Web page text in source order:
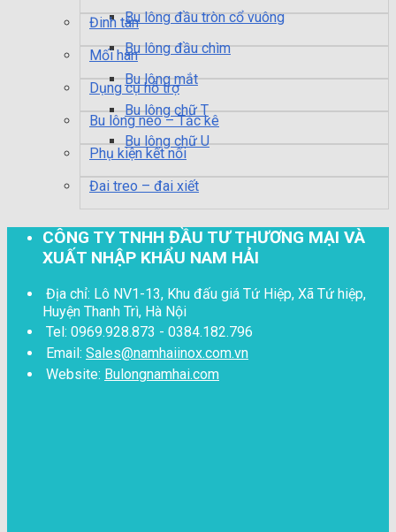
Bu lông đầu tròn cổ vuông
Bu lông đầu chìm
Bu lông mắt
Bu lông chữ T
Bu lông chữ U
Đinh tán
Mối hàn
Dụng cụ hỗ trợ
Bu lông neo – Tắc kê
Phụ kiện kết nối
Đai treo – đai xiết
CÔNG TY TNHH ĐẦU TƯ THƯƠNG MẠI VÀ
XUẤT NHẬP KHẨU NAM HẢI
Địa chỉ: Lô NV1-13, Khu đấu giá Tứ Hiệp, Xã Tứ hiệp,
Huyện Thanh Trì, Hà Nội
Tel: 0969.928.873 - 0384.182.796
Email: Sales@namhaiinox.com.vn
Website: Bulongnamhai.com